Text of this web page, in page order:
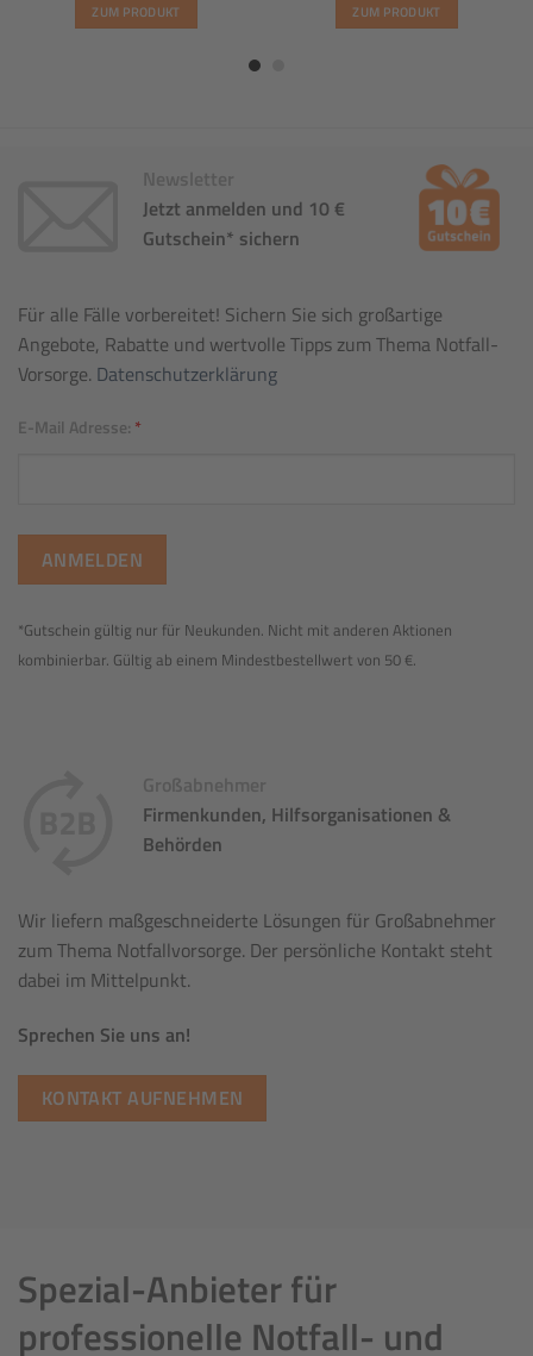
ZUM PRODUKT ZUM PRODUKT
Newsletter
Jetzt anmelden und 10 €
Gutschein* sichern
Für alle Fälle vorbereitet! Sichern Sie sich großartige
Angebote, Rabatte und wertvolle Tipps zum Thema Notfall-
Vorsorge. Datenschutzerklärung
E-Mail Adresse: *
*Gutschein gültig nur für Neukunden. Nicht mit anderen Aktionen
kombinierbar. Gültig ab einem Mindestbestellwert von 50 €.
Großabnehmer
Firmenkunden, Hilfsorganisationen &
Behörden
Wir liefern maßgeschneiderte Lösungen für Großabnehmer
zum Thema Notfallvorsorge. Der persönliche Kontakt steht
dabei im Mittelpunkt.
Sprechen Sie uns an!
KONTAKT AUFNEHMEN
Spezial-Anbieter für
professionelle Notfall- und